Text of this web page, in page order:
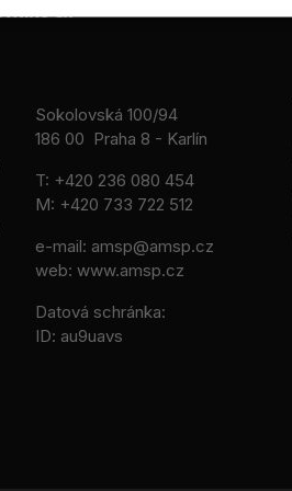
Sokolovská 100/94
186 00 Praha 8 - Karlín
T: +420 236 080 454
M: +420 733 722 512
e-mail: amsp@amsp.cz
web: www.amsp.cz
Datová schránka:
ID: au9uavs